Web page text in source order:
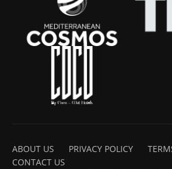
ABOUT US PRIVACY POLICY
CONTACT US